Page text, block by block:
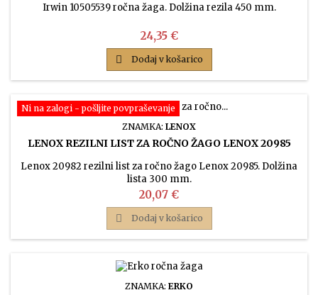
Irwin 10505539 ročna žaga. Dolžina rezila 450 mm.
Cena
24,35 €
 Dodaj v košarico
Ni na zalogi - pošljite povpraševanje
ZNAMKA: LENOX
LENOX REZILNI LIST ZA ROČNO ŽAGO LENOX 20985
Lenox 20982 rezilni list za ročno žago Lenox 20985. Dolžina
lista 300 mm.
Cena
20,07 €
 Dodaj v košarico
ZNAMKA: ERKO